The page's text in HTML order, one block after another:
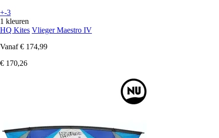
+-3
1 kleuren
HQ Kites Vlieger Maestro IV
Vanaf € 174,99
€ 170,26